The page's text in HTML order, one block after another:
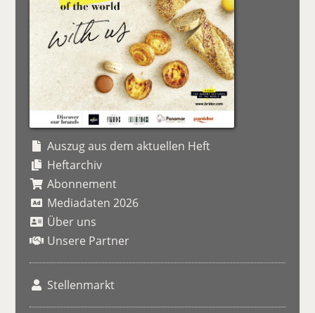
Auszug aus dem aktuellen Heft
Heftarchiv
Abonnement
Mediadaten 2026
Über uns
Unsere Partner
Stellenmarkt